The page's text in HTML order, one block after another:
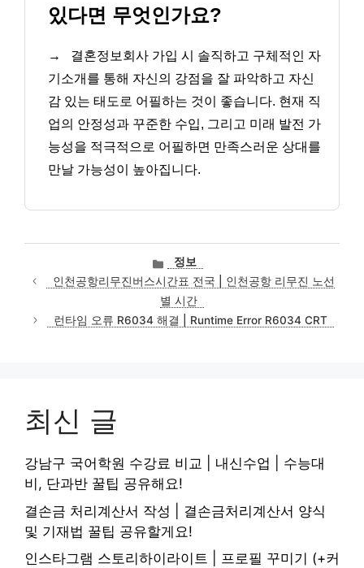
있다면 무엇인가요?
→
결혼정보회사 가입 시 솔직하고 구체적인 자
기소개를 통해 자신의 강점을 잘 파악하고 자신
감 있는 태도로 어필하는 것이 좋습니다. 현재 직
업의 안정성과 꾸준한 수입, 그리고 미래 발전 가
능성을 적극적으로 어필하면 만족스러운 상대를
만날 가능성이 높아집니다.
카
테
고
리
정보
인천공항리무진버스시간표 전국 | 인천공항 리무진 노선
별 시간
런타임 오류 R6034 해결 | Runtime Error R6034 CRT
최신 글
강남구 국어학원 수강료 비교 | 내신수업 | 수능대
비, 단과반 꿀팁 공유해요!
결손금 처리계산서 작성 | 결손금처리계산서 양식
및 기재법 꿀팁 공유할게요!
인스타그램 스토리하이라이트 | 프로필 꾸미기 (+커